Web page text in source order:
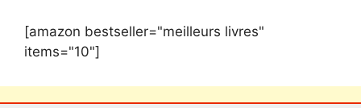
[amazon bestseller="meilleurs livres"
items="10"]